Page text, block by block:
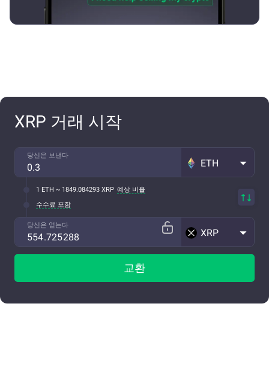
XRP 거래 시작
당신은 보낸다
ETH
1 ETH ~ 1849.084293 XRP 예상 비율
수수료 포함
당신은 얻는다
XRP
교환